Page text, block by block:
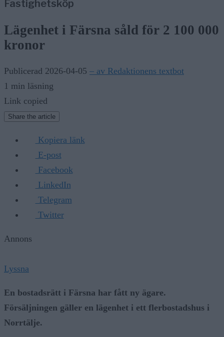
Fastighetsköp
Lägenhet i Färsna såld för 2 100 000
kronor
Publicerad 2026-04-05 – av Redaktionens textbot
1 min läsning
Link copied
Share the article
Kopiera länk
E-post
Facebook
LinkedIn
Telegram
Twitter
Annons
Lyssna
En bostadsrätt i Färsna har fått ny ägare.
Försäljningen gäller en lägenhet i ett flerbostadshus i
Norrtälje.